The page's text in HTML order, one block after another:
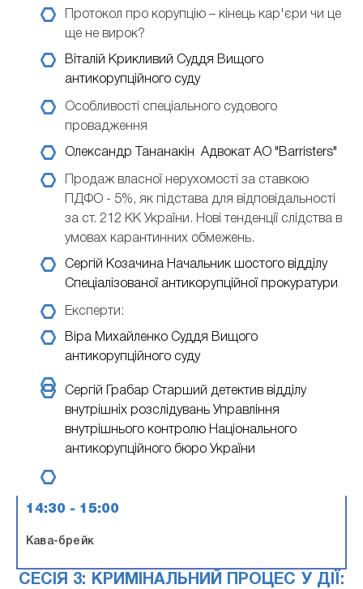
Протокол про корупцію – кінець кар'єри чи це
ще не вирок?
Віталій Крикливий Суддя Вищого
антикорупційного суду
Особливості спеціального судового
провадження
Олександр Тананакін Адвокат АО "Barristers"
Продаж власної нерухомості за ставкою
ПДФО - 5%, як підстава для відповідальності
за ст. 212 КК України. Нові тенденції слідства в
умовах карантинних обмежень.
Сергій Козачина Начальник шостого відділу
Спеціалізованої антикорупційної прокуратури
Експерти:
Віра Михайленко Суддя Вищого
антикорупційного суду
Сергій Грабар Cтарший детектив відділу
внутрішніх розслідувань Управління
внутрішнього контролю Національного
антикорупційного бюро України
14:30 - 15:00
Кава-брейк
СЕСІЯ 3: КРИМІНАЛЬНИЙ ПРОЦЕС У ДІЇ: